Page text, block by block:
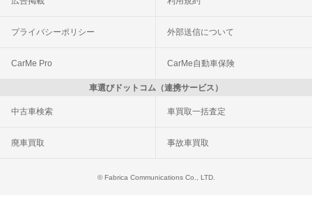
プライバシーポリシー 外部送信について
CarMe Pro CarMe自動車保険
車選びドットコム（連携サービス）
中古車検索 車買取一括査定
廃車買取 事故車買取
© Fabrica Communications Co., LTD.